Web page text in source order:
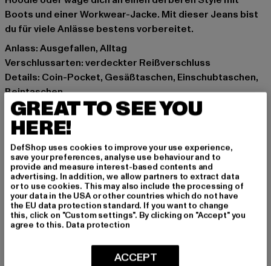
Boots und einer Workwear-Jacke. Mit dieser Jeans bist
du für viele Anlässe bestens vorbereitet.
Anlass: Ausgefallen, Alltag
Verschlussarten: verdeckter Reißverschluss
Details: Coin-Pocket, Gesäßtaschen, Einschubtaschen,
Beintaschen
Schnitt: schmal
Marke: 2Y Premium
Kat.: Cargohosen
Farbe: blau
Hersteller Farbe: blue
Materialzusammensetzung: 100% Baumwolle
Art.Nr: B6335-00064
Hersteller: 2Y Premium GmbH | info@2y-studios.com
GREAT TO SEE YOU
HERE!
DefShop uses cookies to improve your use experience,
save your preferences, analyse use behaviour and to
provide and measure interest-based contents and
advertising. In addition, we allow partners to extract data
or to use cookies. This may also include the processing of
your data in the USA or other countries which do not have
the EU data protection standard. If you want to change
this, click on "Custom settings". By clicking on "Accept" you
agree to this. Data protection
ACCEPT